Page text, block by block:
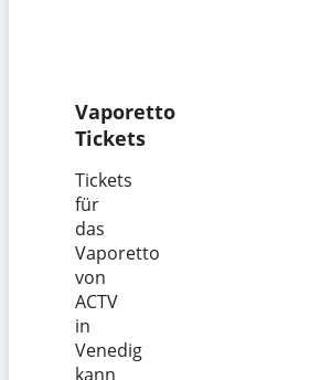
Vaporetto
Tickets
Tickets
für
das
Vaporetto
von
ACTV
in
Venedig
kann